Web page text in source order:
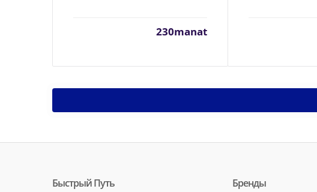
230manat
Быстрый Путь Бренды